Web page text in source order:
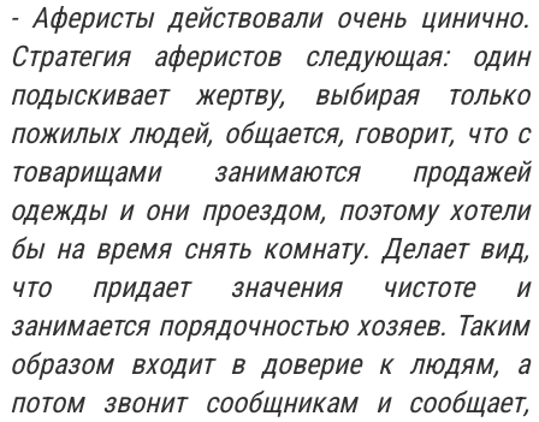
- Аферисты действовали очень цинично.
Стратегия аферистов следующая: один
подыскивает жертву, выбирая только
пожилых людей, общается, говорит, что с
товарищами занимаются продажей
одежды и они проездом, поэтому хотели
бы на время снять комнату. Делает вид,
что придает значения чистоте и
занимается порядочностью хозяев. Таким
образом входит в доверие к людям, а
потом звонит сообщникам и сообщает,